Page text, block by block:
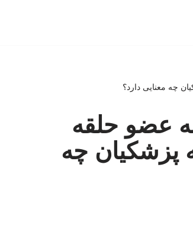
چه معنایی دارد؟
عضو حلقه
پزشکیان چه